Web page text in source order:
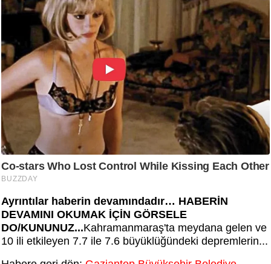
Ayrıntılar haberin devamındadır… HABERİN
DEVAMINI OKUMAK İÇİN GÖRSELE
DO/KUNUNUZ...Kahramanmaraş'ta meydana gelen ve
10 ili etkileyen 7.7 ile 7.6 büyüklüğündeki depremlerin...